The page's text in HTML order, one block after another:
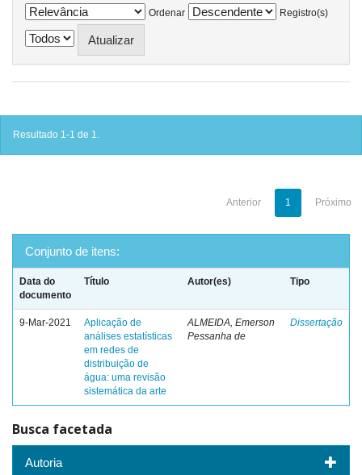
Ordenar
Registro(s)
Resultado 1-1 de 1.
Anterior 1 Próximo
Conjunto de itens:
Data do
documento
Título Autor(es) Tipo
9-Mar-2021
Aplicação de
análises estatísticas
em redes de
distribuição de
água: uma revisão
sistemática da arte
ALMEIDA, Emerson
Pessanha de
Dissertação
Busca facetada
Autoria